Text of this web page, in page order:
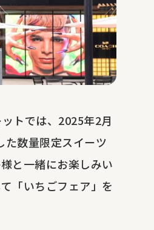
トでは、 2025年2月
た数量限定スイーツ
と一緒にお楽しみい
「いちごフェア」を